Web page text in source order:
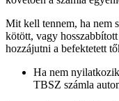
Mit kell tennem, ha nem
kötött, vagy
hozzájutni a befektetett
Ha nem
TBSZ számla